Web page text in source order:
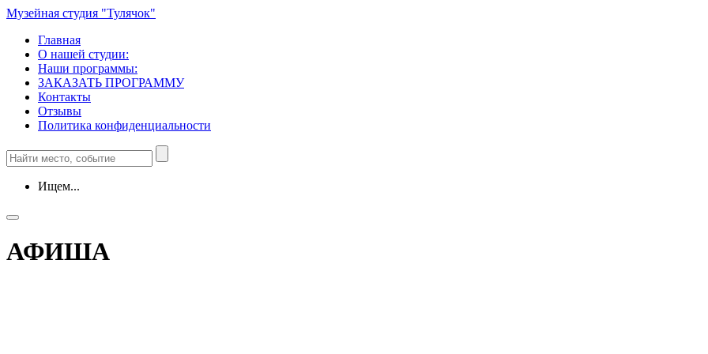
Музейная студия "Тулячок"
Главная
О нашей студии:
Наши программы:
ЗАКАЗАТЬ ПРОГРАММУ
Контакты
Отзывы
Политика конфиденциальности
Ищем...
АФИША